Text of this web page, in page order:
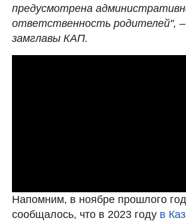
предусмотрена
ответственность родителей", –
замглавы КАП.
Напомним, в ноябре прошлого
сообщалось, что в 2023 году в